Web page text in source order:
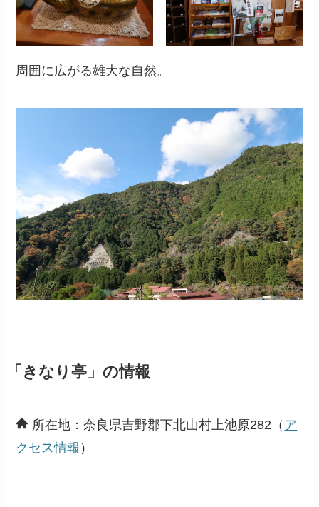
周囲に広がる雄大な自然。
「きなり亭」の情報
所在地：奈良県吉野郡下北山村上池原282（ ア
クセス情報 ）